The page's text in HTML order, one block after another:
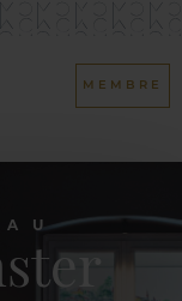
MEMBRE
AU